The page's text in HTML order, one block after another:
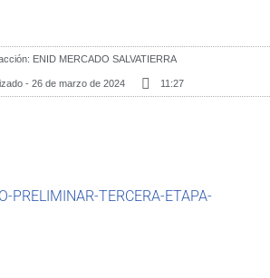
ENID MERCADO SALVATIERRA
- 26 de marzo de 2024 11:27
PRELIMINAR-TERCERA-ETAPA-